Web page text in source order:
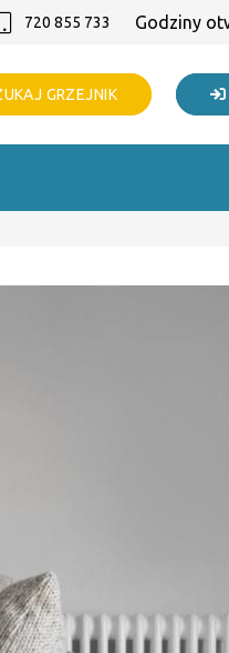
720 855 733 Godziny
GRZEJNIK